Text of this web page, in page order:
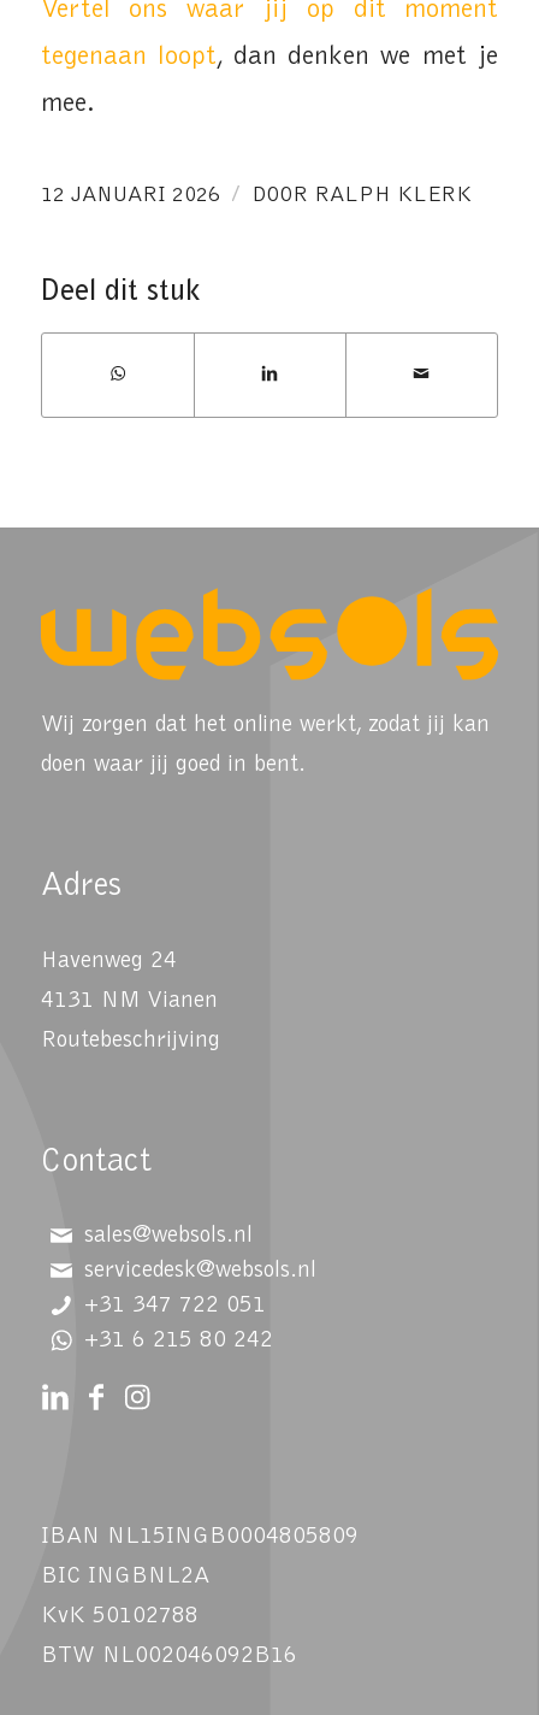
Vertel ons waar jij op dit moment
tegenaan loopt, dan denken we met je
mee.
12 JANUARI 2026 / DOOR RALPH KLERK
Deel dit stuk
Wij zorgen dat het online werkt, zodat jij kan
doen waar jij goed in bent.
Adres
Havenweg 24
4131 NM Vianen
Routebeschrijving
Contact
sales@websols.nl
servicedesk@websols.nl
+31 347 722 051
+31 6 215 80 242
IBAN NL15INGB0004805809
BIC INGBNL2A
KvK 50102788
BTW NL002046092B16